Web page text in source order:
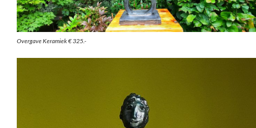
Overgave Keramiek € 325.-